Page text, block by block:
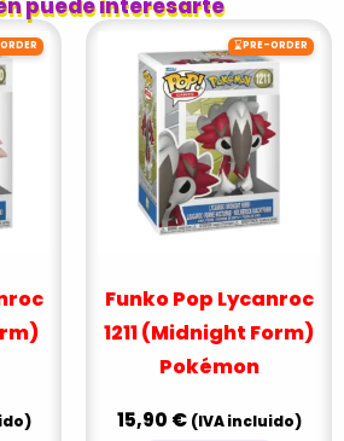
puede interesarte
⌛PRE-ORDER
Funko Pop Lycanroc
1211 (Midnight Form)
Pokémon
15,90 € (IVA incluido)